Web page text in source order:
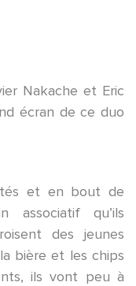
Nakache et Eric
écran de ce duo
et en bout de
associatif qu’ils
des jeunes
bière et les chips
ils vont peu à